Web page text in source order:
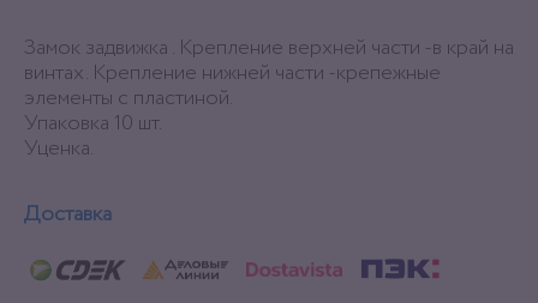
Замок задвижка . Крепление верхней части -в край на
винтах. Крепление нижней части -крепежные
элементы с пластиной.
Упаковка 10 шт.
Уценка.
Доставка